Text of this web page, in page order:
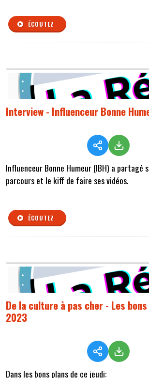
ÉCOUTEZ
Interview - Influenceur Bonne
Influenceur Bonne Humeur (IBH) a partagé
parcours et le kiff de faire ses vidéos.
ÉCOUTEZ
De la culture à pas cher - Les bons
2023
Dans les bons plans de ce jeudi: